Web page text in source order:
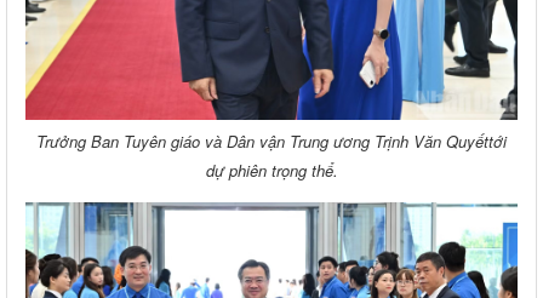
Trưởng Ban Tuyên giáo và Dân vận Trung ương Trịnh Văn Quyếttới
dự phiên trọng thể.